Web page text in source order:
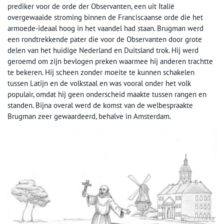
prediker voor de orde der Observanten, een uit Italië
overgewaaide stroming binnen de Franciscaanse orde die het
armoede-ideaal hoog in het vaandel had staan. Brugman werd
een rondtrekkende pater die voor de Observanten door grote
delen van het huidige Nederland en Duitsland trok. Hij werd
geroemd om zijn bevlogen preken waarmee hij anderen trachtte
te bekeren. Hij scheen zonder moeite te kunnen schakelen
tussen Latijn en de volkstaal en was vooral onder het volk
populair, omdat hij geen onderscheid maakte tussen rangen en
standen. Bijna overal werd de komst van de welbespraakte
Brugman zeer gewaardeerd, behalve in Amsterdam.